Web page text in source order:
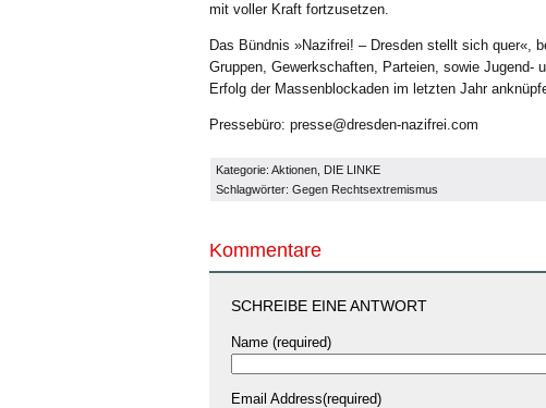
mit voller Kraft fortzusetzen.
Das Bündnis »Nazifrei! – Dresden stellt sich quer«,
Gruppen, Gewerkschaften, Parteien, sowie Jugend-
Erfolg der Massenblockaden im letzten Jahr
Pressebüro: presse@dresden-nazifrei.com
Kategorie: Aktionen DIE LINKE
Schlagwörter: Gegen Rechtsextremismus
Kommentare
SCHREIBE EINE ANTWORT
Name (required)
Email Address(required)